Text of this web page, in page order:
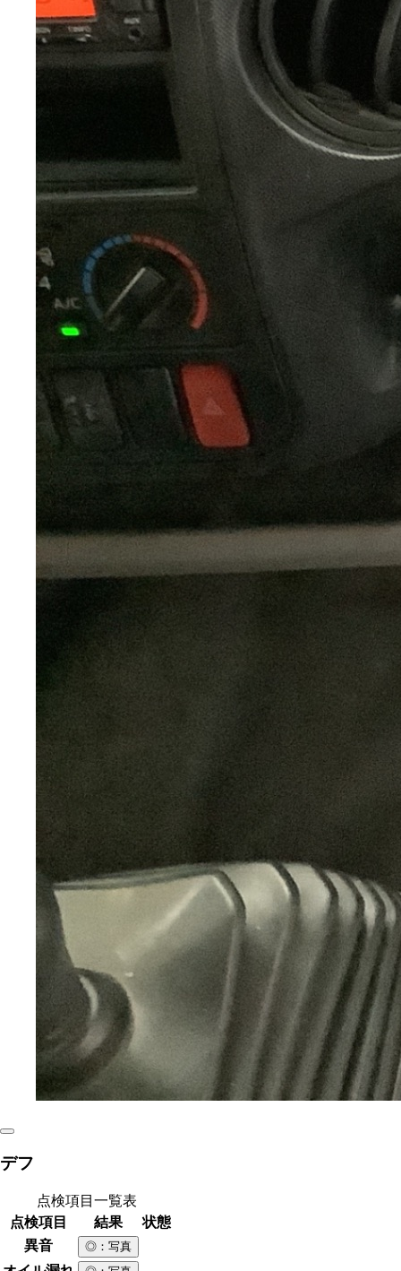
デフ
点検項目一覧表
点検項目
結果
状態
異音
◎ ：写真